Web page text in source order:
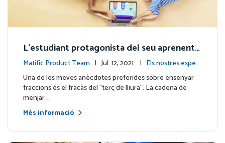
L'estudiant protagonista del seu aprenenta
tge: Què és? (I perquè és important!)
Matific Product Team | Jul. 12, 2021 | Els nostres especi
alistes
Una de les meves anècdotes preferides sobre ensenyar
fraccions és el fracàs del "terç de lliura". La cadena de
menjar …
Més informació